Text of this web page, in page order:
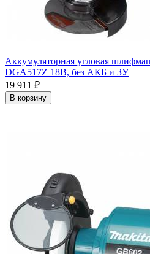
Аккумуляторная угловая
DGA517Z 18В, без АКБ и ЗУ
19 911
₽
В корзину